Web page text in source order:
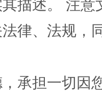
描述。 注
律、法规，
承担一切因